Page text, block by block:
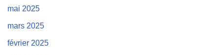
mai 2025
mars 2025
février 2025